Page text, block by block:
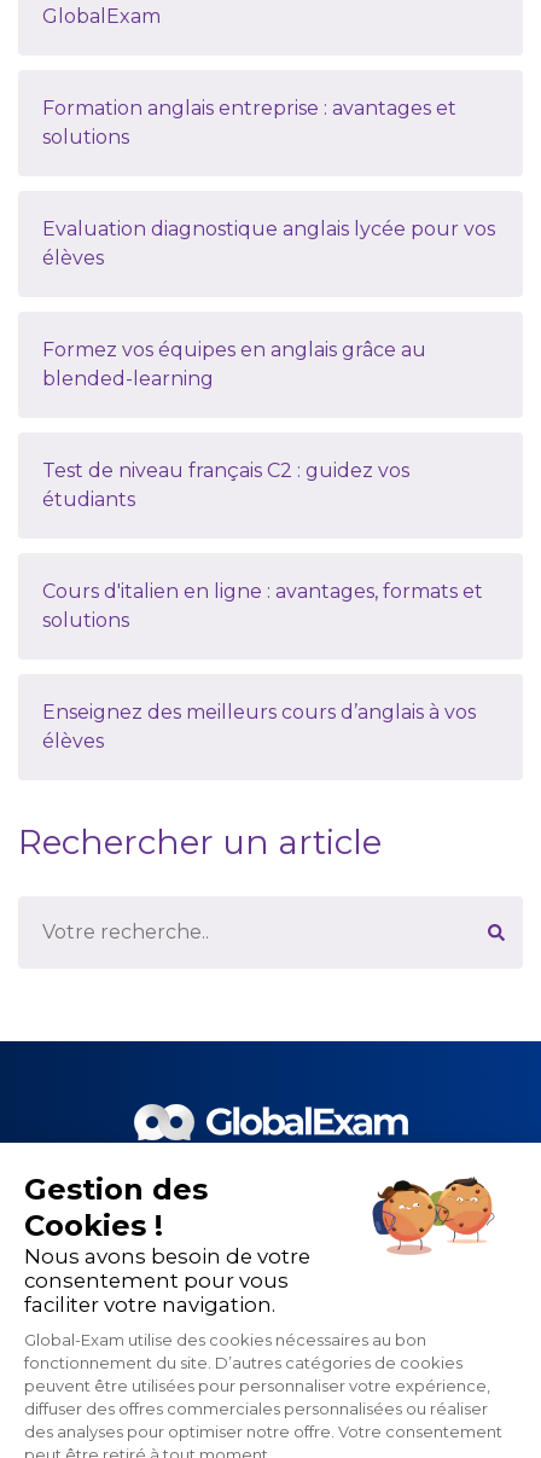
GlobalExam
Formation anglais entreprise : avantages et
solutions
Evaluation diagnostique anglais lycée pour vos
élèves
Formez vos équipes en anglais grâce au
blended-learning
Test de niveau français C2 : guidez vos
étudiants
Cours d'italien en ligne : avantages, formats et
solutions
Enseignez des meilleurs cours d’anglais à vos
élèves
Rechercher un article
Le meilleur de la EdTech et de
nos 1 500 partenaires pour la
performance de la formation
linguistique
Gestion des
Cookies !
Nous avons besoin de votre
consentement pour vous
faciliter votre navigation.
Global-Exam utilise des cookies nécessaires au bon
fonctionnement du site. D’autres catégories de cookies
peuvent être utilisées pour personnaliser votre expérience,
diffuser des offres commerciales personnalisées ou réaliser
des analyses pour optimiser notre offre. Votre consentement